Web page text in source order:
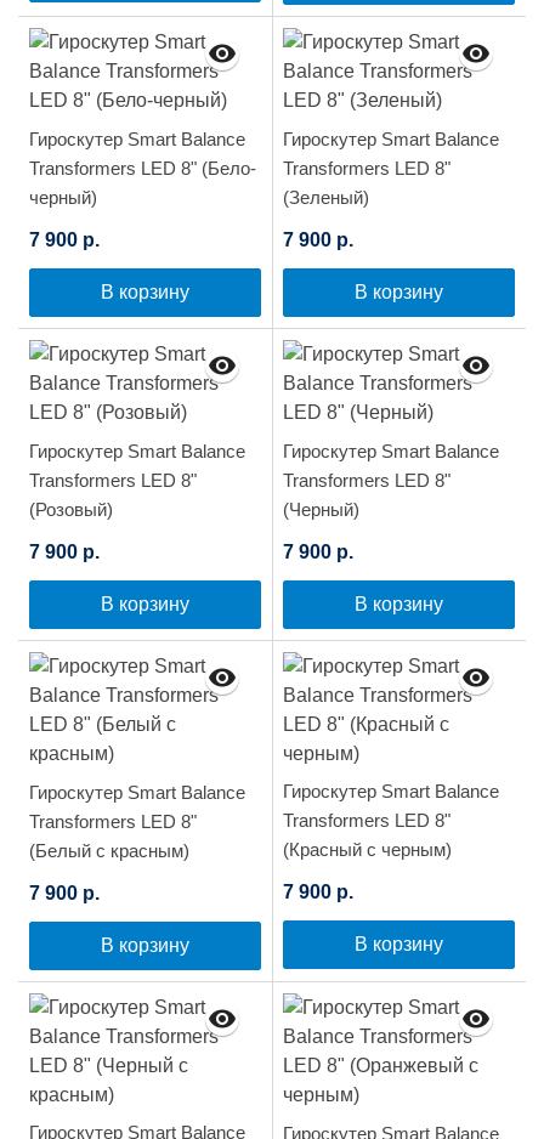
Гироскутер Smart Balance
Transformers LED 8" (Бело-
черный)
7 900 р.
В корзину
Гироскутер Smart Balance
Transformers LED 8"
(Зеленый)
7 900 р.
В корзину
Гироскутер Smart Balance
Transformers LED 8"
(Розовый)
7 900 р.
В корзину
Гироскутер Smart Balance
Transformers LED 8"
(Черный)
7 900 р.
В корзину
Гироскутер Smart Balance
Transformers LED 8"
(Белый с красным)
7 900 р.
В корзину
Гироскутер Smart Balance
Transformers LED 8"
(Красный с черным)
7 900 р.
В корзину
Гироскутер Smart Balance Гироскутер Smart Balance